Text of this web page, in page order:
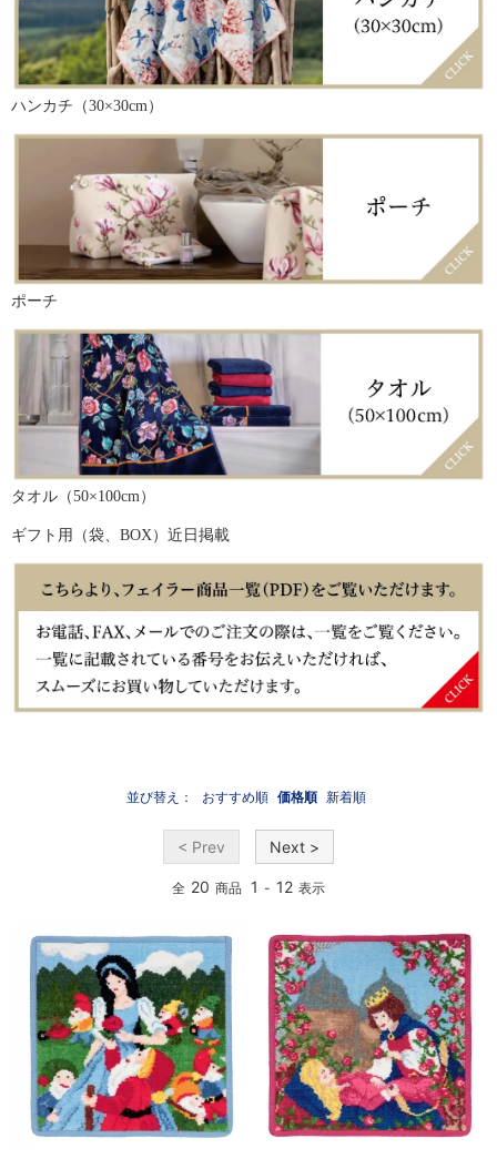
ハンカチ（30×30cm）
ポーチ
タオル（50×100cm）
ギフト用（袋、BOX）近日掲載
並び替え： おすすめ順 価格順 新着順
< Prev Next >
全 20 商品 1 - 12 表示